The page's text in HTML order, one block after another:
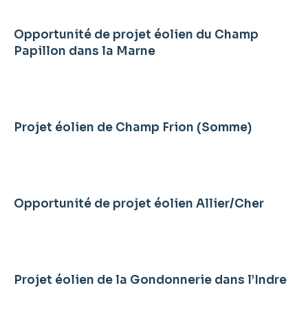
Opportunité de projet éolien du Champ
Papillon dans la Marne
Projet éolien de Champ Frion (Somme)
Opportunité de projet éolien Allier/Cher
Projet éolien de la Gondonnerie dans l’Indre